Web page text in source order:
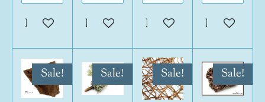
In den WarenkorbIn den WarenkorbIn den Warenkorb
In den
Sale! Sale! Sale! Sale!